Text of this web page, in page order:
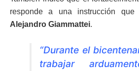
responde a una instrucción
Alejandro Giammattei.
“Durante el
trabajar